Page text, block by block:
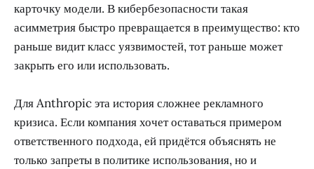
карточку модели. В кибербезопасности такая
асимметрия быстро превращается в преимущество: кто
раньше видит класс уязвимостей, тот раньше может
закрыть его или использовать.
Для Anthropic эта история сложнее рекламного
кризиса. Если компания хочет оставаться примером
ответственного подхода, ей придётся объяснять не
только запреты в политике использования, но и